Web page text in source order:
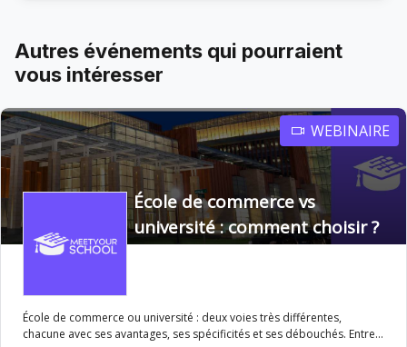
Autres événements qui pourraient
vous intéresser
WEBINAIRE
École de commerce vs
université : comment choisir ?
École de commerce ou université : deux voies très différentes,
chacune avec ses avantages, ses spécificités et ses débouchés. Entre